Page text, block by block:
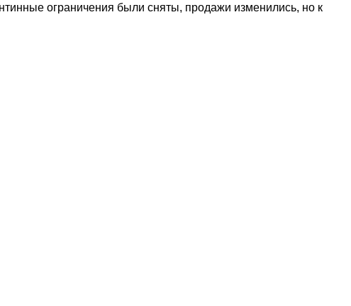
ограничения были сняты, продажи изменились, но к